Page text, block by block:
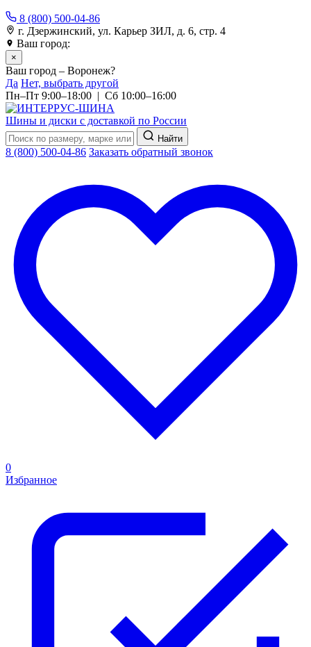
8 (800) 500-04-86
г. Дзержинский, ул. Карьер ЗИЛ, д. 6, стр. 4
Ваш город:
×
Ваш город – Воронеж?
Да Нет, выбрать другой
Пн–Пт 9:00–18:00 | Сб 10:00–16:00
Шины и диски с доставкой по России
Найти
8 (800) 500-04-86 Заказать обратный звонок
0
Избранное